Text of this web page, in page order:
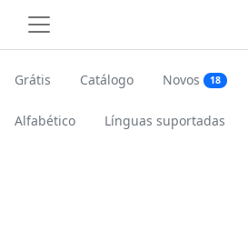
Grátis Catálogo Novos 18
Alfabético Línguas suportadas